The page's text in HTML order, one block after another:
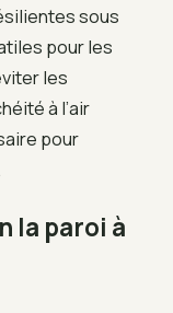
sous
pour les
les
à l’air
pour
la paroi à